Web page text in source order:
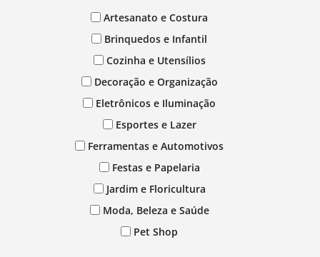
Artesanato e Costura
Brinquedos e Infantil
Cozinha e Utensílios
Decoração e Organização
Eletrônicos e Iluminação
Esportes e Lazer
Ferramentas e Automotivos
Festas e Papelaria
Jardim e Floricultura
Moda, Beleza e Saúde
Pet Shop